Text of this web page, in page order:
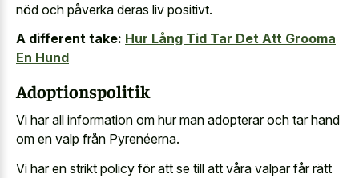
nöd och påverka deras liv positivt.
A different take: Hur Lång Tid Tar Det Att Grooma
En Hund
Adoptionspolitik
Vi har all information om hur man adopterar och tar hand
om en valp från Pyrenéerna.
Vi har en strikt policy för att se till att våra valpar får rätt